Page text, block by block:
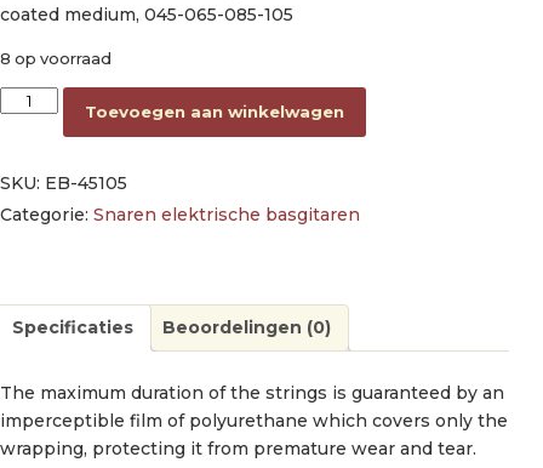
coated medium, 045-065-085-105
8 op voorraad
string set electric bass, nickel roundwound coated medium,
Toevoegen aan winkelwagen
SKU: EB-45105
Categorie: Snaren elektrische basgitaren
Specificaties Beoordelingen (0)
The maximum duration of the strings is guaranteed by an
imperceptible film of polyurethane which covers only the
wrapping, protecting it from premature wear and tear.